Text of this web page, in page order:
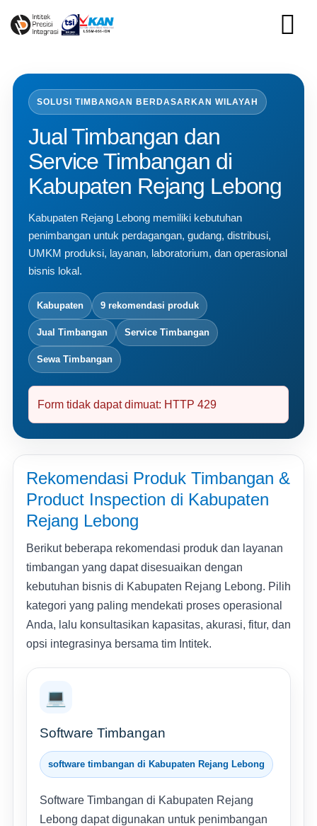
SOLUSI TIMBANGAN BERDASARKAN WILAYAH
Jual Timbangan dan
Service Timbangan di
Kabupaten Rejang Lebong
Kabupaten Rejang Lebong memiliki kebutuhan
penimbangan untuk perdagangan, gudang, distribusi,
UMKM produksi, layanan, laboratorium, dan operasional
bisnis lokal.
Kabupaten 9 rekomendasi produk
Jual Timbangan Service Timbangan
Sewa Timbangan
Form tidak dapat dimuat: HTTP 429
Rekomendasi Produk Timbangan &
Product Inspection di Kabupaten
Rejang Lebong
Berikut beberapa rekomendasi produk dan layanan
timbangan yang dapat disesuaikan dengan
kebutuhan bisnis di Kabupaten Rejang Lebong. Pilih
kategori yang paling mendekati proses operasional
Anda, lalu konsultasikan kapasitas, akurasi, fitur, dan
opsi integrasinya bersama tim Intitek.
💻
Software Timbangan
software timbangan di Kabupaten Rejang Lebong
Software Timbangan di Kabupaten Rejang
Lebong dapat digunakan untuk penimbangan